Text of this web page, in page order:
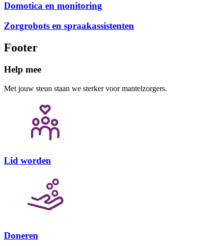
Domotica en monitoring
Zorgrobots en spraakassistenten
Footer
Help mee
Met jouw steun staan we sterker voor mantelzorgers.
Lid worden
Doneren